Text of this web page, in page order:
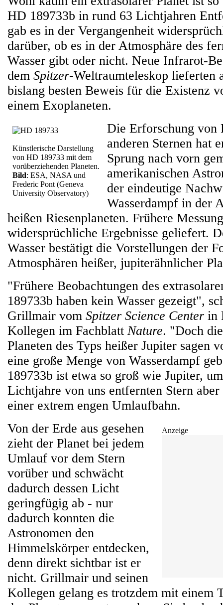
HD 189733b in rund 63 Lichtjahren
gab es in der Vergangenheit
darüber, ob es in der Atmosphäre des
Wasser gibt oder nicht. Neue Infrarot-
dem Spitzer-Weltraumteleskop lieferten
bislang besten Beweis für die Existenz
einem Exoplaneten.
Künstlerische Darstellung
von HD 189733 mit dem
vorüberziehenden Planeten.
Bild: ESA, NASA und
Frederic Pont (Geneva
University Observatory)
Die Erforschung von
anderen Sternen hat
Sprung nach vorn
amerikanischen
der eindeutige
Wasserdampf in der
heißen Riesenplaneten. Frühere
widersprüchliche Ergebnisse geliefert.
Wasser bestätigt die Vorstellungen der
Atmosphären heißer, jupiterähnlicher
"Frühere Beobachtungen des
189733b haben kein Wasser gezeigt",
Grillmair vom Spitzer Science Center in
Kollegen im Fachblatt Nature. "Doch
Planeten des Typs heißer Jupiter sagen
eine große Menge von Wasserdampf
189733b ist etwa so groß wie Jupiter,
Lichtjahre von uns entfernten Stern
einer extrem engen Umlaufbahn.
Anzeige
Von der Erde aus gesehen
zieht der Planet bei jedem
Umlauf vor dem Stern
vorüber und schwächt
dadurch dessen Licht
geringfügig ab - nur
dadurch konnten die
Astronomen den
Himmelskörper entdecken,
denn direkt sichtbar ist er
nicht. Grillmair und seinen
Kollegen gelang es trotzdem mit einem